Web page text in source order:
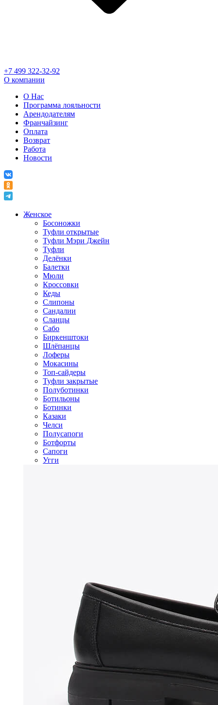
+7 499 322-32-92
О компании
О Нас
Программа лояльности
Арендодателям
Франчайзинг
Оплата
Возврат
Работа
Новости
Женское
Босоножки
Туфли открытые
Туфли Мэри Джейн
Туфли
Делёнки
Балетки
Мюли
Кроссовки
Кеды
Слипоны
Сандалии
Сланцы
Сабо
Биркенштоки
Шлёпанцы
Лоферы
Мокасины
Топ-сайдеры
Туфли закрытые
Полуботинки
Ботильоны
Ботинки
Казаки
Челси
Полусапоги
Ботфорты
Сапоги
Угги